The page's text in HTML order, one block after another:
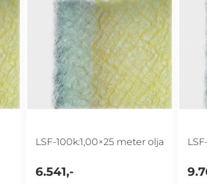
LSF-100k:1,00×25 meter olja
6.541,-